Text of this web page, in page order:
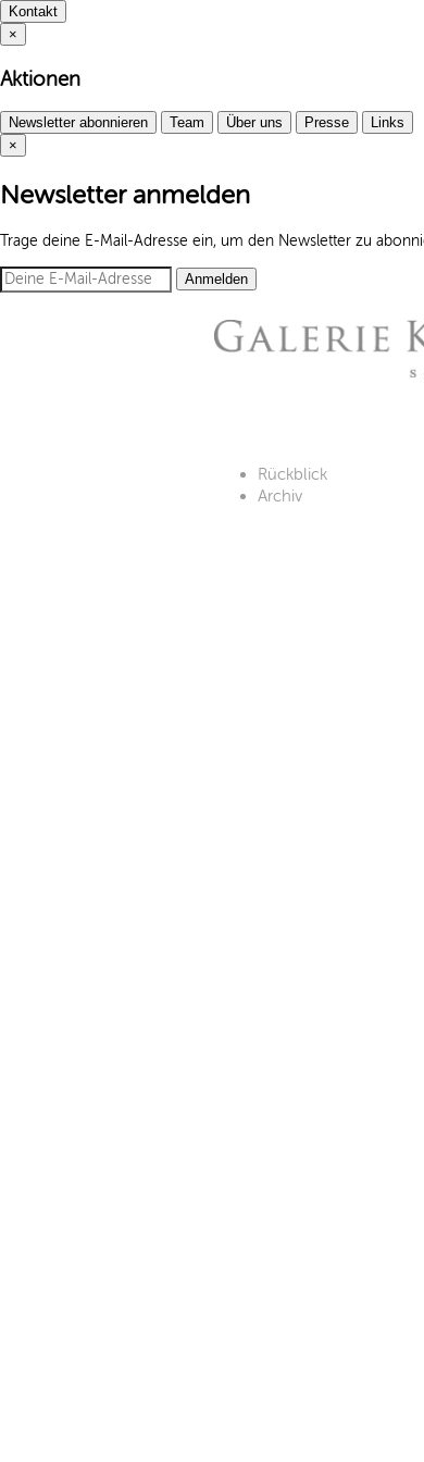
Kontakt
×
Aktionen
Newsletter abonnieren Team Über uns Presse
Links
×
Newsletter anmelden
Trage deine E-Mail-Adresse ein, um den Newsletter zu
Anmelden
Rückblick
Archiv